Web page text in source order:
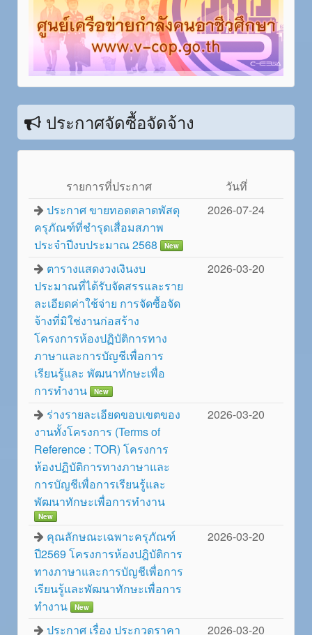
ประกาศจัดซื้อจัดจ้าง
รายการที่ประกาศ
วันทึ่
ประกาศ ขายทอดตลาดพัสดุ
ครุภัณฑ์ที่ชำรุดเสื่อมสภาพ
ประจำปีงบประมาณ 2568
New
2026-07-24
ตารางแสดงวงเงินงบ
ประมาณที่ได้รับจัดสรรและราย
ละเอียดค่าใช้จ่าย การจัดซื้อจัด
จ้างที่มิใช่งานก่อสร้าง
โครงการห้องปฏิบัติการทาง
ภาษาและการบัญชีเพื่อการ
เรียนรู้และ พัฒนาทักษะเพื่อ
การทำงาน
New
2026-03-20
ร่างรายละเอียดขอบเขตของ
งานทั้งโครงการ (Terms of
Reference : TOR) โครงการ
ห้องปฏิบัติการทางภาษาและ
การบัญชีเพื่อการเรียนรู้และ
พัฒนาทักษะเพื่อการทำงาน
New
2026-03-20
คุณลักษณะเฉพาะครุภัณฑ์
ปี2569 โครงการห้องปฎิบัติการ
ทางภาษาและการบัญชีเพื่อการ
เรียนรู้และพัฒนาทักษะเพื่อการ
ทำงาน
New
2026-03-20
ประกาศ เรื่อง ประกวดราคา
2026-03-20